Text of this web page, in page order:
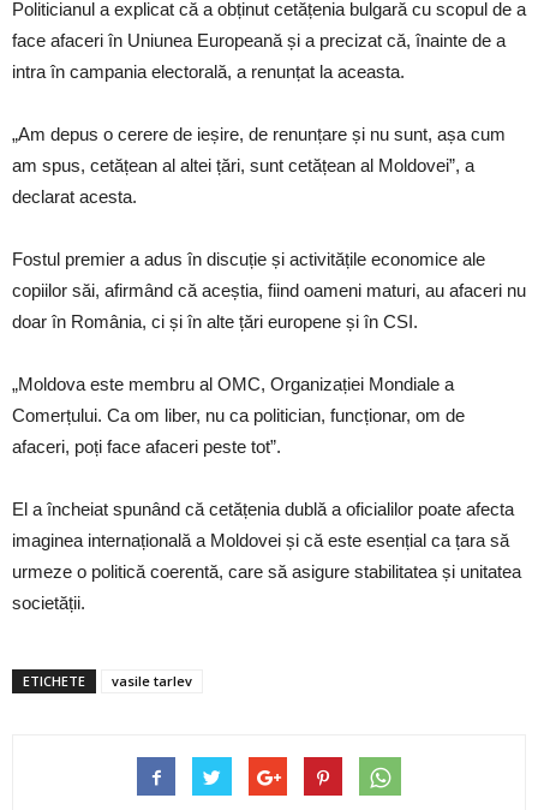
Politicianul a explicat că a obținut cetățenia bulgară cu scopul de a
face afaceri în Uniunea Europeană și a precizat că, înainte de a
intra în campania electorală, a renunțat la aceasta.
„Am depus o cerere de ieșire, de renunțare și nu sunt, așa cum
am spus, cetățean al altei țări, sunt cetățean al Moldovei”, a
declarat acesta.
Fostul premier a adus în discuție și activitățile economice ale
copiilor săi, afirmând că aceștia, fiind oameni maturi, au afaceri nu
doar în România, ci și în alte țări europene și în CSI.
„Moldova este membru al OMC, Organizației Mondiale a
Comerțului. Ca om liber, nu ca politician, funcționar, om de
afaceri, poți face afaceri peste tot”.
El a încheiat spunând că cetățenia dublă a oficialilor poate afecta
imaginea internațională a Moldovei și că este esențial ca țara să
urmeze o politică coerentă, care să asigure stabilitatea și unitatea
societății.
ETICHETE vasile tarlev